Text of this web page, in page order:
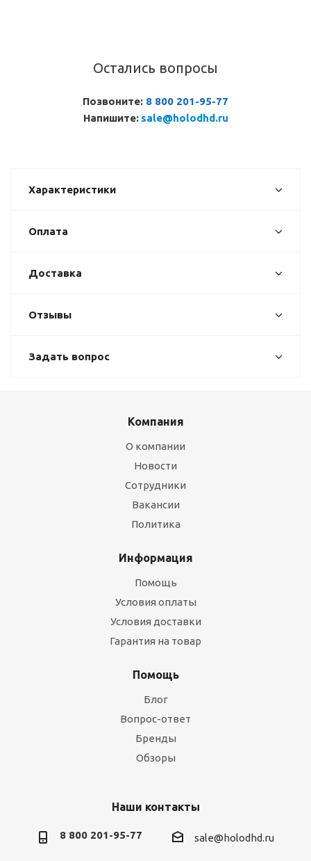
Остались вопросы
Позвоните: 8 800 201-95-77
Напишите: sale@holodhd.ru
Характеристики
Оплата
Доставка
Отзывы
Задать вопрос
Компания
О компании
Новости
Сотрудники
Вакансии
Политика
Информация
Помощь
Условия оплаты
Условия доставки
Гарантия на товар
Помощь
Блог
Вопрос-ответ
Бренды
Обзоры
Наши контакты
8 800 201-95-77 sale@holodhd.ru